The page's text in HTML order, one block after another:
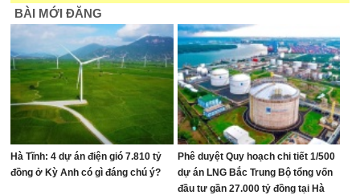
BÀI MỚI ĐĂNG
Hà Tĩnh: 4 dự án điện gió 7.810 tỷ
đồng ở Kỳ Anh có gì đáng chú ý?
Phê duyệt Quy hoạch chi tiết 1/500
dự án LNG Bắc Trung Bộ tổng vốn
đầu tư gần 27.000 tỷ đồng tại Hà